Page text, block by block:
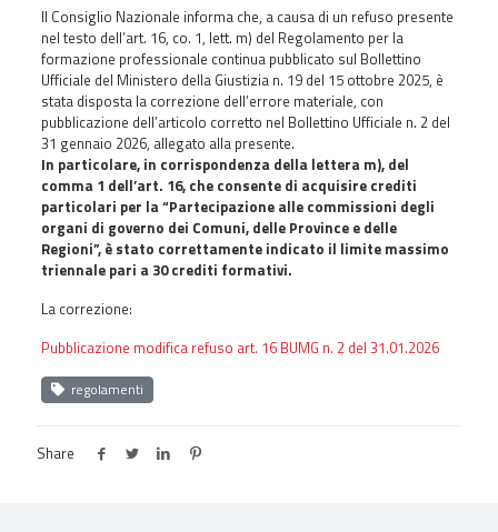
Il Consiglio Nazionale informa che, a causa di un refuso presente
nel testo dell’art. 16, co. 1, lett. m) del Regolamento per la
formazione professionale continua pubblicato sul Bollettino
Ufficiale del Ministero della Giustizia n. 19 del 15 ottobre 2025, è
stata disposta la correzione dell’errore materiale, con
pubblicazione dell’articolo corretto nel Bollettino Ufficiale n. 2 del
31 gennaio 2026, allegato alla presente.
In particolare, in corrispondenza della lettera m), del
comma 1 dell’art. 16, che consente di acquisire crediti
particolari per la “Partecipazione alle commissioni degli
organi di governo dei Comuni, delle Province e delle
Regioni”, è stato correttamente indicato il limite massimo
triennale pari a 30 crediti formativi.
La correzione:
Pubblicazione modifica refuso art. 16 BUMG n. 2 del 31.01.2026
regolamenti
Share